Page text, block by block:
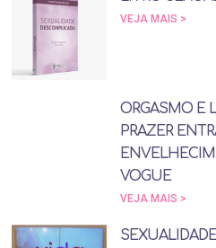
VEJA MAIS >
ORGASMO E
PRAZER
VOGUE
VEJA MAIS >